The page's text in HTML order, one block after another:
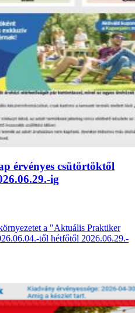
érvényes csütörtöktől
ig
a "Aktuális Praktiker
től hétfőtől 2026.06.29.-